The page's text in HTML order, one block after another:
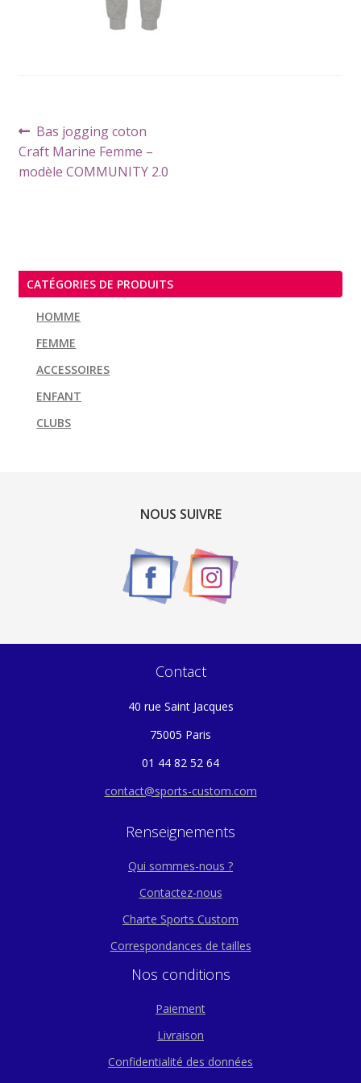
Navigation
de
l’article
Article
précédent :
Bas jogging coton
Craft Marine Femme –
modèle COMMUNITY 2.0
CATÉGORIES DE PRODUITS
HOMME
FEMME
ACCESSOIRES
ENFANT
CLUBS
NOUS SUIVRE
Contact
40 rue Saint Jacques
75005 Paris
01 44 82 52 64
contact@sports-custom.com
Renseignements
Qui sommes-nous ?
Contactez-nous
Charte Sports Custom
Correspondances de tailles
Nos conditions
Paiement
Livraison
Confidentialité des données